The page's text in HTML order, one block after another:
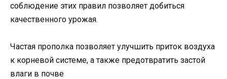
соблюдение этих правил позволяет добиться
качественного урожая.
Частая прополка позволяет улучшить приток воздуха
к корневой системе, а также предотвратить застой
влаги в почве